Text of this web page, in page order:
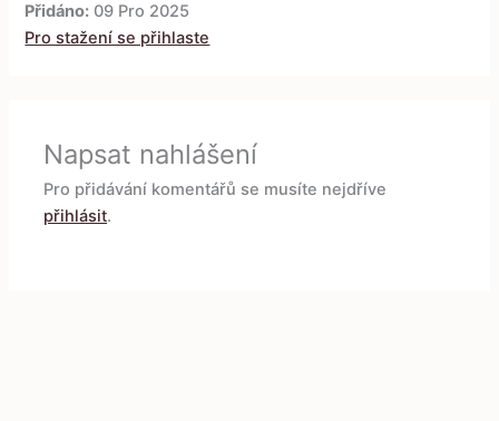
Přidáno: 09 Pro 2025
Pro stažení se přihlaste
Napsat nahlášení
Pro přidávání komentářů se musíte nejdříve
přihlásit.